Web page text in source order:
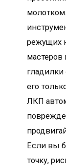
режущих
мастеров
его
ЛКП
Если вы
точку,